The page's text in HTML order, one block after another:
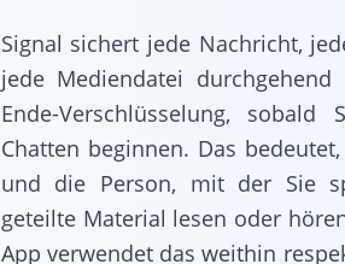
Signal sichert jede Nachricht,
jede Mediendatei durchgehend
Ende-Verschlüsselung,
Chatten beginnen. Das
und die Person, mit der Sie
geteilte Material lesen oder
App verwendet das weithin